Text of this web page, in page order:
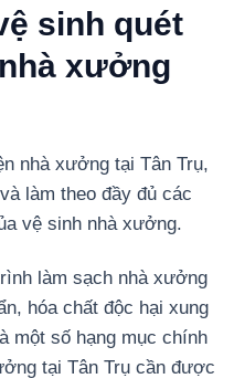
sinh quét
xưởng
nhà xưởng tại Tân Trụ,
làm theo đầy đủ các
vệ sinh nhà xưởng.
làm sạch nhà xưởng
hóa chất độc hại xung
một số hạng mục chính
tại Tân Trụ cần được